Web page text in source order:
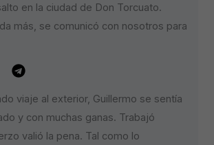
en la ciudad de Don Torcuato.
más, se comunicó con nosotros para
viaje al exterior, Guillermo se sentía
y con muchas ganas. Trabajó
valió la pena. Tal como lo